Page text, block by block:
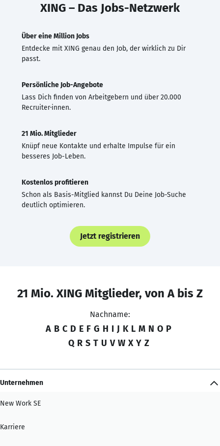
XING – Das Jobs-Netzwerk
Über eine Million Jobs
Entdecke mit XING genau den Job, der wirklich zu Dir
passt.
Persönliche Job-Angebote
Lass Dich finden von Arbeitgebern und über 20.000
Recruiter·innen.
21 Mio. Mitglieder
Knüpf neue Kontakte und erhalte Impulse für ein
besseres Job-Leben.
Kostenlos profitieren
Schon als Basis-Mitglied kannst Du Deine Job-Suche
deutlich optimieren.
Jetzt registrieren
21 Mio. XING Mitglieder, von A bis Z
Nachname:
A B C D E F G H I J K L M N O P
Q R S T U V W X Y Z
Unternehmen
New Work SE
Karriere